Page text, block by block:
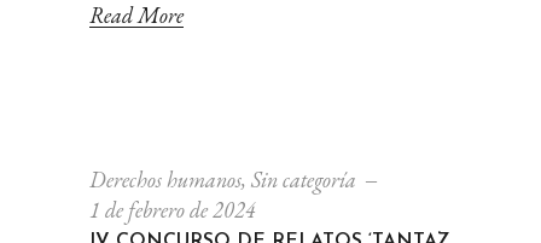
Read More
Derechos humanos, Sin categoría
1 de febrero de 2024